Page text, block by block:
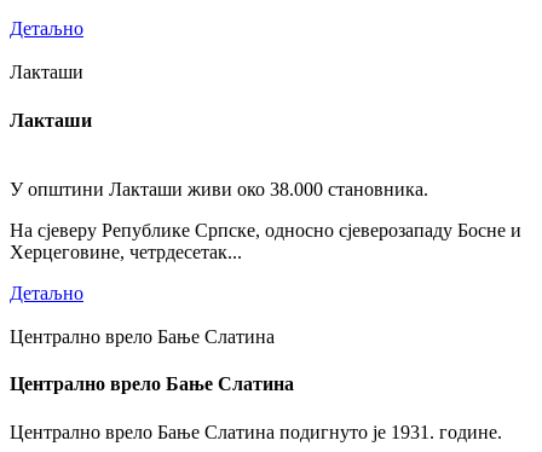
Детаљно
Лакташи
Лакташи
У општини Лакташи живи око 38.000 становника.
На сјеверу Републике Српске, односно сјеверозападу Босне и
Херцеговине, четрдесетак...
Детаљно
Централно врело Бање Слатина
Централно врело Бање Слатина
Централно врело Бање Слатина подигнуто је 1931. године.